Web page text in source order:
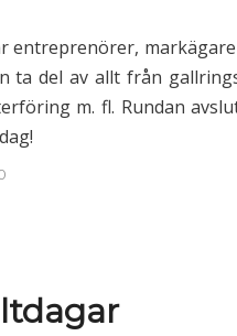
entreprenörer, markägare
ta del av allt från
m. fl. Rundan